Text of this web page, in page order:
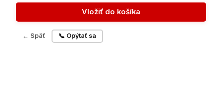
Vložiť do košíka
← Späť 📞 Opýtať sa